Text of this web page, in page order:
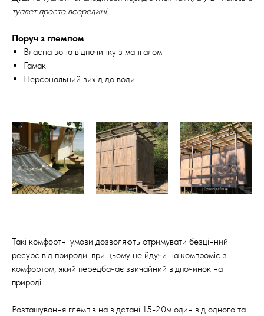
туалет просто всередині.
Поруч з глемпом
Власна зона відпочинку з мангалом
Гамак
Персональний вихід до води
Такі комфортні умови дозволяють отримувати безцінний
ресурс від природи, при цьому не йдучи на компроміс з
комфортом, який передбачає звичайний відпочинок на
природі.
Розташування глемпів на відстані 15-20м один від одного та